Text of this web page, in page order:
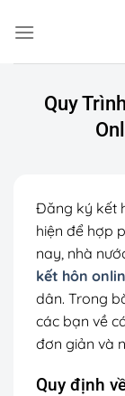
đến
Quy
Đăng ký kết
hiện để hợp
nay, nhà
kết hôn
dân. Trong
các bạn về
đơn giản và
Quy định